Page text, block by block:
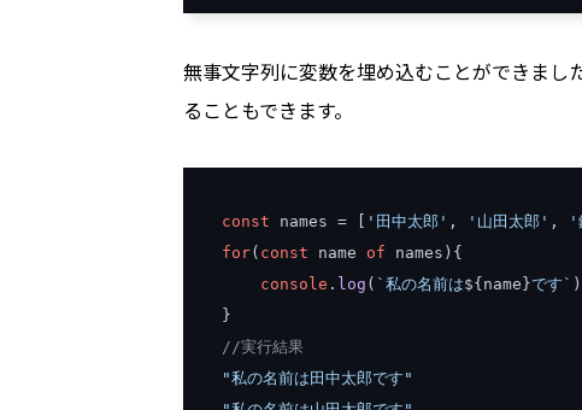
無事文字列に変数を埋め込むことができまし
ることもできます。
const names = '田中太郎' , '山田太郎' , '
for( const name of names ){
console . log ( `私の名前は${ name }です`
}
//実行結果
"私の名前は田中太郎です"